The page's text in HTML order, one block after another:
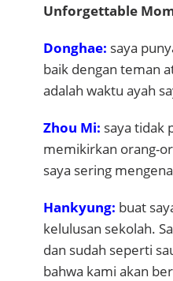
Unforgettable
Donghae: saya
baik dengan teman
adalah waktu ayah
Zhou Mi: saya tidak
memikirkan orang-
saya sering
Hankyung: buat
kelulusan sekolah.
dan sudah seperti
bahwa kami akan